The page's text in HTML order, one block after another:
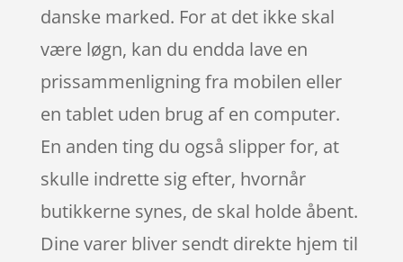
danske marked. For at det ikke skal
være løgn, kan du endda lave en
prissammenligning fra mobilen eller
en tablet uden brug af en computer.
En anden ting du også slipper for, at
skulle indrette sig efter, hvornår
butikkerne synes, de skal holde åbent.
Dine varer bliver sendt direkte hjem til